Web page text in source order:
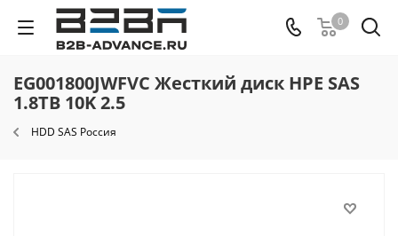
0
EG001800JWFVC Жесткий диск HPE SAS
1.8TB 10K 2.5
HDD SAS Россия